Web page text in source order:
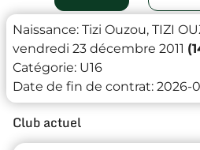
Naissance: Tizi Ouzou, TIZI
vendredi 23 décembre 2011
Catégorie: U16
Date de fin de contrat: 2026-
Club actuel